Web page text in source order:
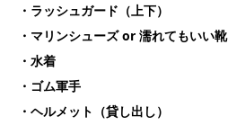
・ラッシュガード（上下）
・マリンシューズ or 濡れてもいい靴
・水着
・ゴム軍手
・ヘルメット（貸し出し）